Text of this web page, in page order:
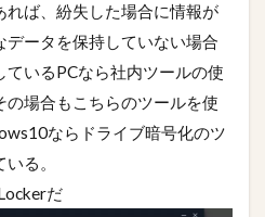
ば、紛失した場合に情報が
ータを保持していない場合
いるPCなら社内ツールの使
の場合もこちらのツールを使
ならドライブ暗号化のツ
る。
だ